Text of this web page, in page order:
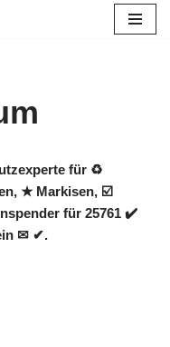
für ♻
★ Markisen, ☑️
für 25761 ✔️
✉ ✔.